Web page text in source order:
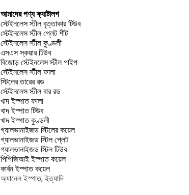
আমাদের পণ্য ক্যাটালগ
স্টেইনলেস স্টীল বৃত্তাকার টিউব
স্টেইনলেস স্টীল প্লেট শীট
স্টেইনলেস স্টীল কুণ্ডলী
এসএস স্কয়ার টিউব
বিজোড় স্টেইনলেস স্টীল পাইপ
স্টেইনলেস স্টীল ফালা
স্টিলের তারের রড
স্টেইনলেস স্টীল বার রড
খাদ ইস্পাত ফালা
খাদ ইস্পাত টিউব
খাদ ইস্পাত কুণ্ডলী
গ্যালভানাইজড স্টিলের কয়েল
গ্যালভানাইজড স্টিল প্লেট
গ্যালভানাইজড স্টিল টিউব
পিপিজিআই ইস্পাত কয়েল
কার্বন ইস্পাত কয়েল
অ্যানেল ইস্পাত, ইত্যাদি